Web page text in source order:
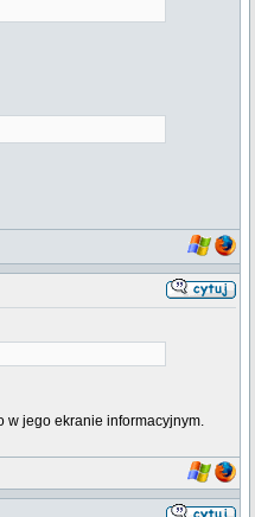
jego ekranie informacyjnym.